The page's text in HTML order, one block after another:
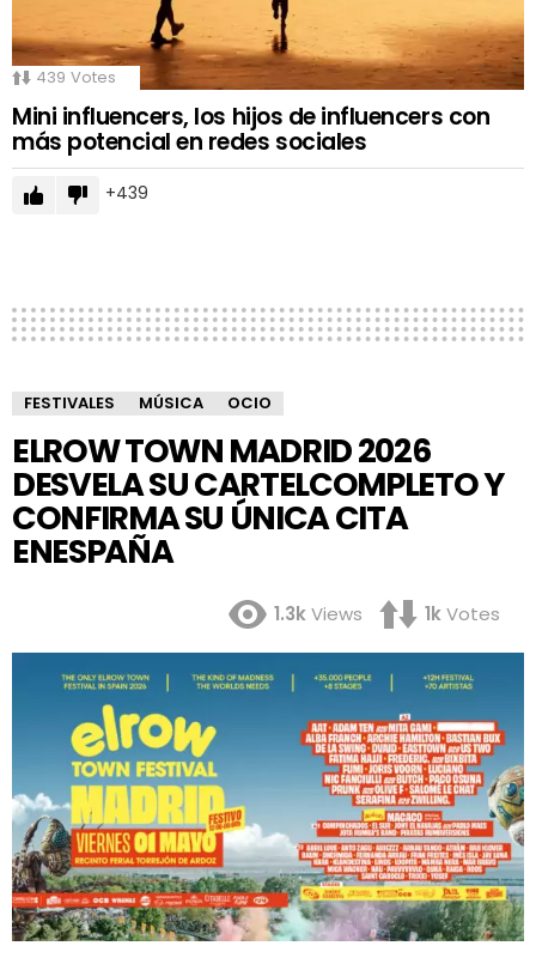
439 Votes
Mini influencers, los hijos de influencers con
más potencial en redes sociales
439
FESTIVALES MÚSICA OCIO
ELROW TOWN MADRID 2026
DESVELA SU CARTELCOMPLETO Y
CONFIRMA SU ÚNICA CITA
ENESPAÑA
1.3kViews 1kVotes